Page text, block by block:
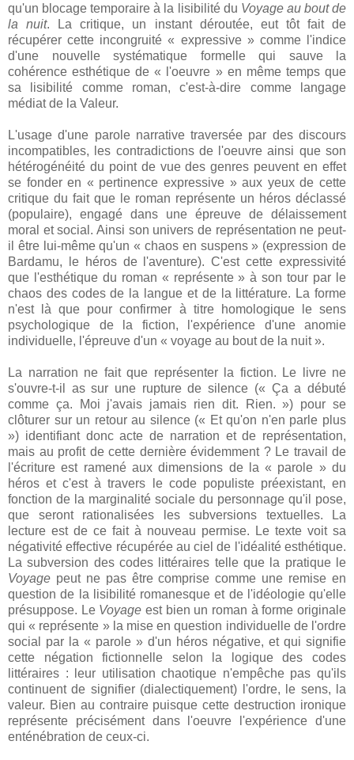
qu'un blocage temporaire à la lisibilité du Voyage au bout de
la nuit. La critique, un instant déroutée, eut tôt fait de
récupérer cette incongruité « expressive » comme l'indice
d'une nouvelle systématique formelle qui sauve la
cohérence esthétique de « l'oeuvre » en même temps que
sa lisibilité comme roman, c'est-à-dire comme langage
médiat de la Valeur.
L'usage d'une parole narrative traversée par des discours
incompatibles, les contradictions de l'oeuvre ainsi que son
hétérogénéité du point de vue des genres peuvent en effet
se fonder en « pertinence expressive » aux yeux de cette
critique du fait que le roman représente un héros déclassé
(populaire), engagé dans une épreuve de délaissement
moral et social. Ainsi son univers de représentation ne peut-
il être lui-même qu'un « chaos en suspens » (expression de
Bardamu, le héros de l'aventure). C'est cette expressivité
que l'esthétique du roman « représente » à son tour par le
chaos des codes de la langue et de la littérature. La forme
n'est là que pour confirmer à titre homologique le sens
psychologique de la fiction, l'expérience d'une anomie
individuelle, l'épreuve d'un « voyage au bout de la nuit ».
La narration ne fait que représenter la fiction. Le livre ne
s'ouvre-t-il as sur une rupture de silence (« Ça a débuté
comme ça. Moi j'avais jamais rien dit. Rien. ») pour se
clôturer sur un retour au silence (« Et qu'on n'en parle plus
») identifiant donc acte de narration et de représentation,
mais au profit de cette dernière évidemment ? Le travail de
l'écriture est ramené aux dimensions de la « parole » du
héros et c'est à travers le code populiste préexistant, en
fonction de la marginalité sociale du personnage qu'il pose,
que seront rationalisées les subversions textuelles. La
lecture est de ce fait à nouveau permise. Le texte voit sa
négativité effective récupérée au ciel de l'idéalité esthétique.
La subversion des codes littéraires telle que la pratique le
Voyage peut ne pas être comprise comme une remise en
question de la lisibilité romanesque et de l'idéologie qu'elle
présuppose. Le Voyage est bien un roman à forme originale
qui « représente » la mise en question individuelle de l'ordre
social par la « parole » d'un héros négative, et qui signifie
cette négation fictionnelle selon la logique des codes
littéraires : leur utilisation chaotique n'empêche pas qu'ils
continuent de signifier (dialectiquement) l'ordre, le sens, la
valeur. Bien au contraire puisque cette destruction ironique
représente précisément dans l'oeuvre l'expérience d'une
enténébration de ceux-ci.